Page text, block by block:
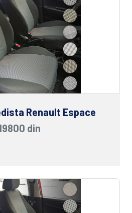
Renault Espace
din